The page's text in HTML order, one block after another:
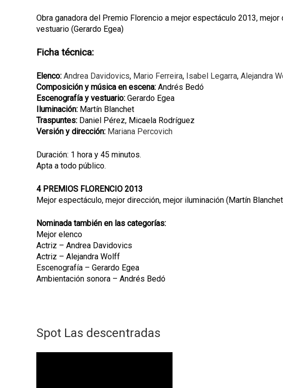
Obra ganadora del Premio Florencio a mejor espectáculo 2013,
vestuario (Gerardo Egea)
Ficha técnica:
Elenco: Andrea Davidovics, Mario Ferreira, Isabel Legarra, Alejandra
Composición y música en escena: Andrés Bedó
Escenografía y vestuario: Gerardo Egea
Iluminación: Martín Blanchet
Traspuntes: Daniel Pérez, Micaela Rodríguez
Versión y dirección: Mariana Percovich
Duración: 1 hora y 45 minutos.
Apta a todo público.
4 PREMIOS FLORENCIO 2013
Mejor espectáculo, mejor dirección, mejor iluminación (Martín
Nominada también en las categorías:
Mejor elenco
Actriz – Andrea Davidovics
Actriz – Alejandra Wolff
Escenografía – Gerardo Egea
Ambientación sonora – Andrés Bedó
Spot Las descentradas